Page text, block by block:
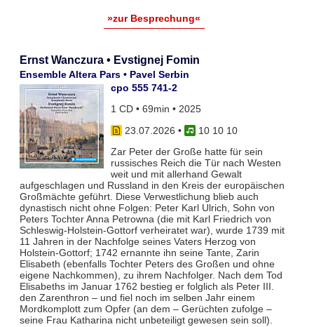
»zur Besprechung«
Ernst Wanczura • Evstignej Fomin
Ensemble Altera Pars • Pavel Serbin
cpo 555 741-2
1 CD • 69min • 2025
23.07.2026 •
10 10 10
Zar Peter der Große hatte für sein
russisches Reich die Tür nach Westen
weit und mit allerhand Gewalt
aufgeschlagen und Russland in den Kreis der europäischen
Großmächte geführt. Diese Verwestlichung blieb auch
dynastisch nicht ohne Folgen: Peter Karl Ulrich, Sohn von
Peters Tochter Anna Petrowna (die mit Karl Friedrich von
Schleswig-Holstein-Gottorf verheiratet war), wurde 1739 mit
11 Jahren in der Nachfolge seines Vaters Herzog von
Holstein-Gottorf; 1742 ernannte ihn seine Tante, Zarin
Elisabeth (ebenfalls Tochter Peters des Großen und ohne
eigene Nachkommen), zu ihrem Nachfolger. Nach dem Tod
Elisabeths im Januar 1762 bestieg er folglich als Peter III.
den Zarenthron – und fiel noch im selben Jahr einem
Mordkomplott zum Opfer (an dem – Gerüchten zufolge –
seine Frau Katharina nicht unbeteiligt gewesen sein soll).